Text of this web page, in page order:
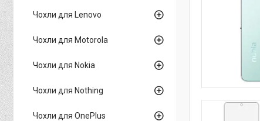
Чохли для Lenovo
Чохли для Motorola
Чохли для Nokia
Чохли для Nothing
Чохли для OnePlus